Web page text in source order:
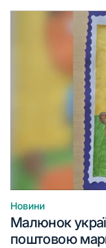
Опублікувати
у
Новини
Малюнок
поштовою